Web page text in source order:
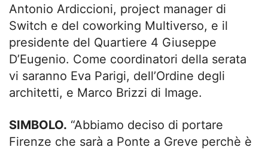
Antonio Ardiccioni, project manager di
Switch e del coworking Multiverso, e il
presidente del Quartiere 4 Giuseppe
D’Eugenio. Come coordinatori della serata
vi saranno Eva Parigi, dell’Ordine degli
architetti, e Marco Brizzi di Image.
SIMBOLO. “Abbiamo deciso di portare
Firenze che sarà a Ponte a Greve perchè è